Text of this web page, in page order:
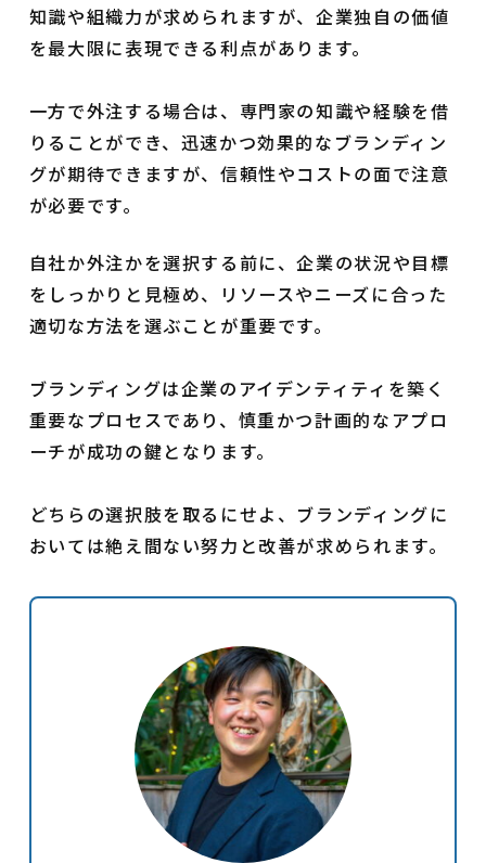
知識や組織力が求められますが、企業独自の価値
を最大限に表現できる利点があります。
一方で外注する場合は、専門家の知識や経験を借
りることができ、迅速かつ効果的なブランディン
グが期待できますが、信頼性やコストの面で注意
が必要です。
自社か外注かを選択する前に、企業の状況や目標
をしっかりと見極め、リソースやニーズに合った
適切な方法を選ぶことが重要です。
ブランディングは企業のアイデンティティを築く
重要なプロセスであり、慎重かつ計画的なアプロ
ーチが成功の鍵となります。
どちらの選択肢を取るにせよ、ブランディングに
おいては絶え間ない努力と改善が求められます。